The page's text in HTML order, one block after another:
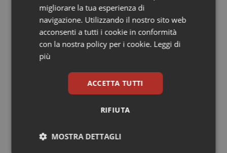
Salute orale & impianti
Sangue & coagulazione
Tiroide
Tumore al seno
Tumori del Polmone & Testa Collo
Cresce la ricerca in Emilia-Romagna:
nel 2025 condotti 1.530 studi, il
numero più alto degli ultimi cinque
Puglia. Unità di crisi sanitaria al lavoro,
Decaro accelera su 118, liste d’attesa
e conti
meccanismo che rende alcuni tumori
resistenti alle terapie
migliorare la tua esperienza di
navigazione. Utilizzando il nostro sito web
acconsenti a tutti i cookie in conformità
con la nostra policy per i cookie. Leggi di
più
ACCETTA TUTTI
RIFIUTA
MOSTRA DETTAGLI